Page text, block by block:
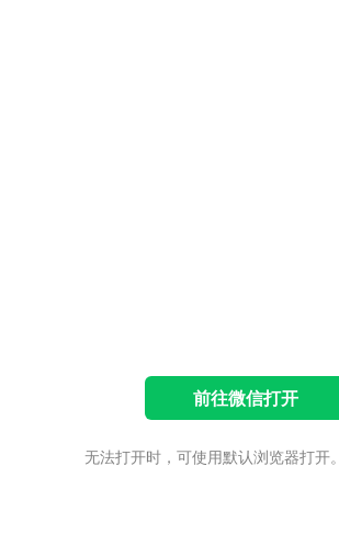
前往微信打开
无法打开时，可使用默认浏览器打开。